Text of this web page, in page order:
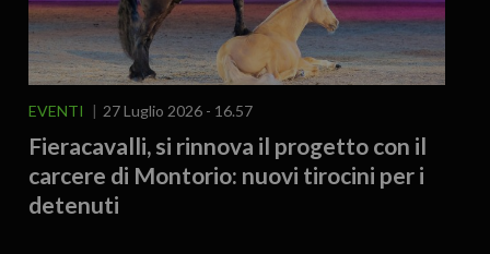
EVENTI 27 Luglio 2026 - 16.57
Fieracavalli, si rinnova il progetto con il
carcere di Montorio: nuovi tirocini per i
detenuti